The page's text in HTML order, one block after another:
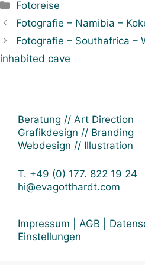
Kategorien
Fotoreise
Beitrags-
Navigation
Fotografie – Namibia –
Fotografie – Southafrica –
inhabited cave
Beratung // Art Direction
Grafikdesign // Branding
Webdesign // Illustration
T. +49 (0) 177. 822 19 24
hi@evagotthardt.com
Impressum AGB
Einstellungen